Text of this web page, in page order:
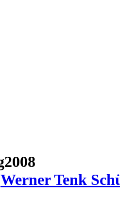
Werner Tenk